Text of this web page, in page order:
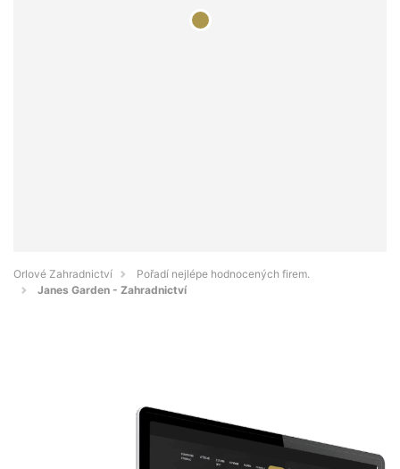
Orlové Zahradnictví
Pořadí nejlépe hodnocených firem.
Janes Garden - Zahradnictví